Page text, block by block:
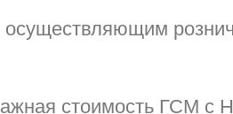
осуществляющим
стоимость ГСМ с